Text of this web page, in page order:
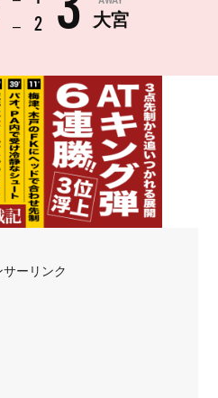
–
2
大宮
サーリンク